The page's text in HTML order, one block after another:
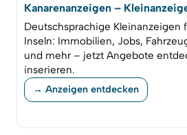
Kanarenanzeigen –
Deutschsprachige Kleinanzeigen
Inseln: Immobilien, Jobs,
und mehr – jetzt Angebote
inserieren.
→ Anzeigen entdecken